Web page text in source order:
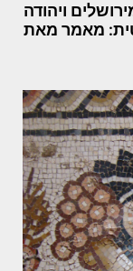
ויהודה
מאמר מאת